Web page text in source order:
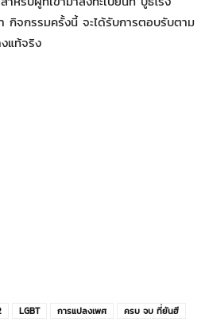
กิจกรรมครั้งนี้ จะได้รับการตอบรับตาม
แท้จริง
LGBT การแปลงเพศ
ครบ จบ ที่ยันฮี